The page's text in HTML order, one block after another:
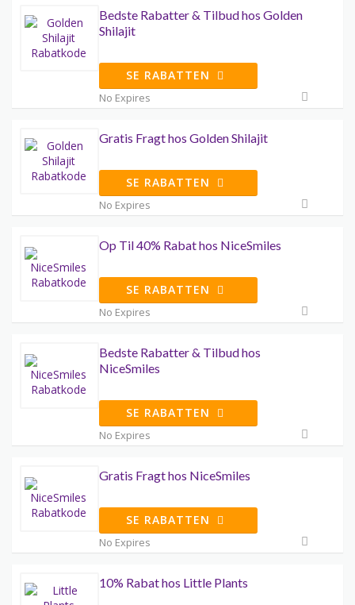
Bedste Rabatter & Tilbud hos Golden
Shilajit
SE RABATTEN
No Expires
Gratis Fragt hos Golden Shilajit
SE RABATTEN
No Expires
Op Til 40% Rabat hos NiceSmiles
SE RABATTEN
No Expires
Bedste Rabatter & Tilbud hos
NiceSmiles
SE RABATTEN
No Expires
Gratis Fragt hos NiceSmiles
SE RABATTEN
No Expires
10% Rabat hos Little Plants